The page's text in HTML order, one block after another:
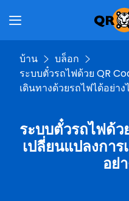
บ้าน
บล็อก
ระบบตั๋วรถไฟด้วย QR
เดินทางด้วยรถไฟได้อย่าง
ระบบตั๋วรถไฟด้ว
เปลี่ยนแปลงกา
อย่